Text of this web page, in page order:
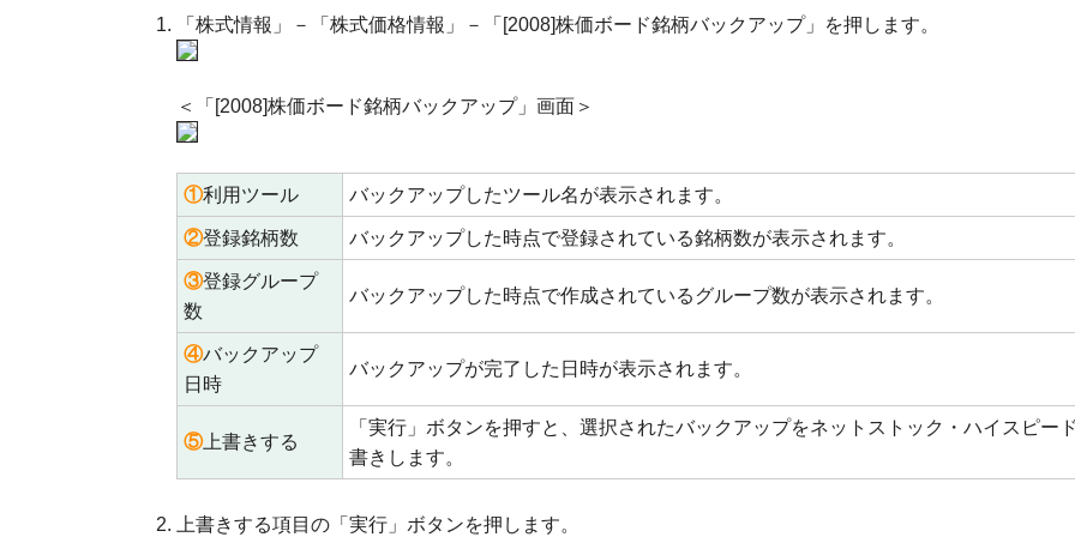
「株式情報」－「株式価格情報」－「[2008]株価ボード銘柄バックアップ」を押します。
＜「[2008]株価ボード銘柄バックアップ」画面＞
①利用ツール バックアップしたツール名が表示されます。
②登録銘柄数 バックアップした時点で登録されている銘柄数が表示されます。
③登録グループ
数
バックアップした時点で作成されているグループ数が表示されます。
④バックアップ
日時
バックアップが完了した日時が表示されます。
⑤上書きする
「実行」ボタンを押すと、選択されたバックアップをネットストック・ハイスピー
書きします。
上書きする項目の「実行」ボタンを押します。